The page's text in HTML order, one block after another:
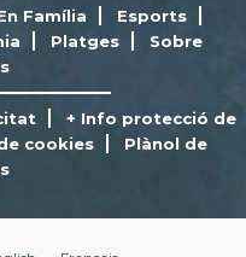
Família
Esports
Platges
Sobre
+ Info protecció de
cookies
Plànol de